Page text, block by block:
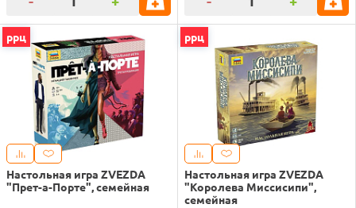
ррц
Настольная игра ZVEZDA
"Прет-а-Порте", семейная
ррц
Настольная игра ZVEZDA
"Королева Миссисипи",
семейная